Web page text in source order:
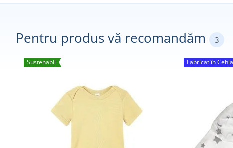
Pentru produs vă recomandăm 3
Sustenabil Fabricat în Cehia